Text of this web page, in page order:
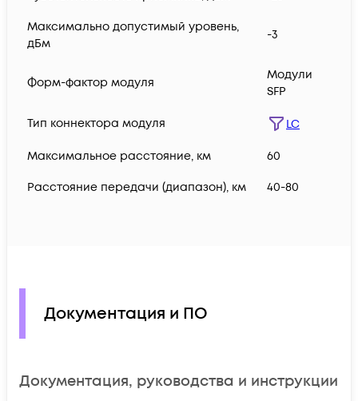
Максимально допустимый уровень,
дБм
-3
Форм-фактор модуля
Модули
SFP
Тип коннектора модуля LC
Максимальное расстояние, км 60
Расстояние передачи (диапазон), км 40-80
Документация и ПО
Документация, руководства и инструкции